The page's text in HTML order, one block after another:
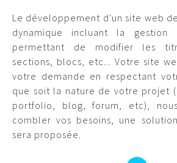
Le développement d'un site web
dynamique incluant la gestion
permettant de modifier les
sections, blocs, etc... Votre site
votre demande en respectant
que soit la nature de votre projet
portfolio, blog, forum, etc),
combler vos besoins, une
sera proposée.